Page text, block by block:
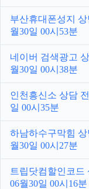
부산휴대폰성지
월30일 00시53분
네이버 검색광고
월30일 00시38분
인천흥신소 상담
일 00시35분
하남하수구막힘
월30일 00시27분
트립닷컴할인코드
06월30일 00시16분